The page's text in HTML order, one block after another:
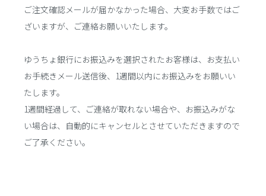
ご注文確認メールが届かなかった場合、大変お手数ではご
ざいますが、ご連絡お願いいたします。
ゆうちょ銀行にお振込みを選択されたお客様は、お支払い
お手続きメール送信後、1週間以内にお振込みをお願いい
たします。
1週間経過して、ご連絡が取れない場合や、お振込みがな
い場合は、自動的にキャンセルとさせていただきますので
ご了承ください。